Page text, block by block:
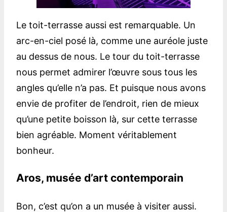
Le toit-terrasse aussi est remarquable. Un
arc-en-ciel posé là, comme une auréole juste
au dessus de nous. Le tour du toit-terrasse
nous permet admirer l’œuvre sous tous les
angles qu’elle n’a pas. Et puisque nous avons
envie de profiter de l’endroit, rien de mieux
qu’une petite boisson là, sur cette terrasse
bien agréable. Moment véritablement
bonheur.
Aros, musée d’art contemporain
Bon, c’est qu’on a un musée à visiter aussi.